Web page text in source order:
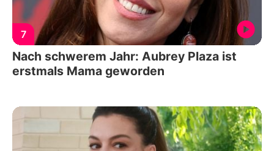
7
Nach schwerem Jahr: Aubrey Plaza ist
erstmals Mama geworden